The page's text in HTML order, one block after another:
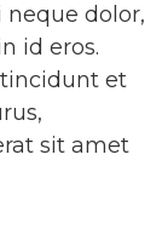
neque dolor,
id eros.
et
sit amet